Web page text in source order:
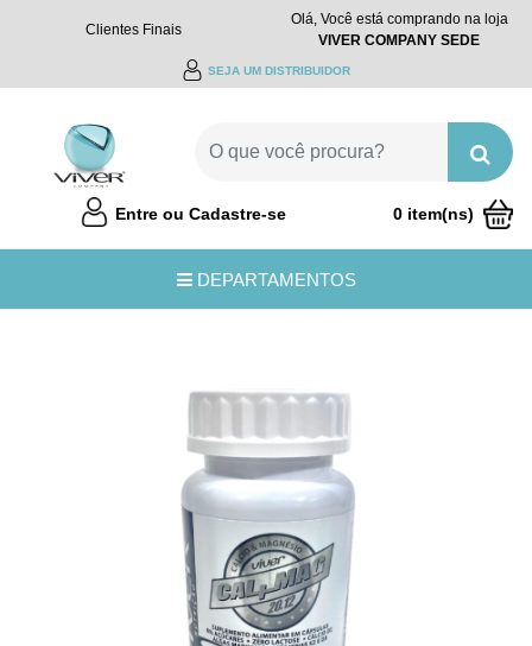
Clientes Finais
Olá, Você está comprando na loja
VIVER COMPANY SEDE
SEJA UM DISTRIBUIDOR
Entre ou Cadastre-se
0 item(ns)
DEPARTAMENTOS